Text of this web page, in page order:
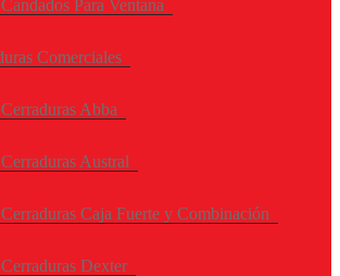
Candados Para Ventana
Comerciales
Cerraduras Abba
Cerraduras Austral
Cerraduras Caja Fuerte y Combinación
Cerraduras Dexter